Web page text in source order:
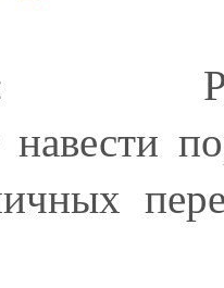
навести